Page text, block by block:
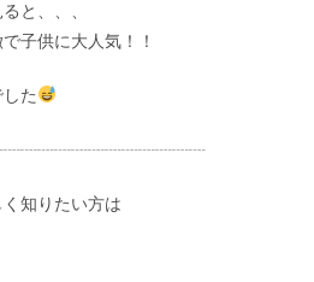
と、、、
子供に大人気！！
た
知りたい方は